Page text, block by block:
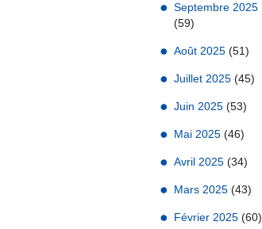
Septembre 2025
(59)
Août 2025 (51)
Juillet 2025 (45)
Juin 2025 (53)
Mai 2025 (46)
Avril 2025 (34)
Mars 2025 (43)
Février 2025 (60)